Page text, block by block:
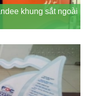
khung sắt ngoài